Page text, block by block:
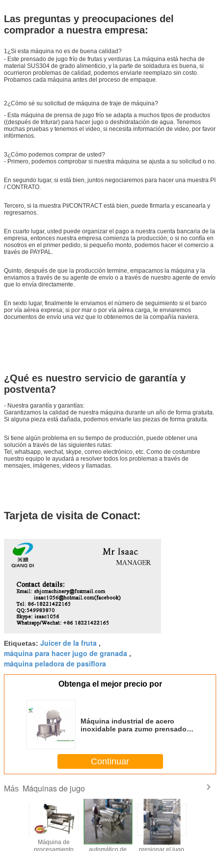
Las preguntas y preocupaciones del
comprador a nuestra empresa:
1¿Si esta máquina no es de buena calidad?
- Este prensado de jugo frío de frutas y verduras La máquina está hecha de
material SUS304 de grado alimenticio, y la parte de soldadura es buena, si
ocurrieron problemas de calidad, podemos enviarle reemplazo sin costo.
Probamos cada máquina antes del proceso de empaque.
2¿Cómo sé su solicitud de máquina de traje de máquina?
- Esta máquina de prensa de jugo frío se adapta a muchos tipos de productos
((después de triturar) para hacer jugo o deshidratación de agua. Tenemos
muchas pruebas y tenemos el video, si necesita información de video, por favor
infórmenos.
3¿Cómo podemos comprar de usted?
- Primero, podemos comprobar si nuestra máquina se ajusta a su solicitud o no.
En segundo lugar, si está bien, juntos negociaremos para hacer una muestra PI
/ CONTRATO.
Tercero, si la muestra PI/CONTRACT está bien, puede firmarla y escanearla y
regresarnos.
En cuarto lugar, usted puede organizar el pago a nuestra cuenta bancaria de la
empresa, entonces nuestra empresa comienza la producción; o si no confía en
nosotros en el primer pedido, si pequeño monto, podemos hacer el comercio a
través de PAYPAL.
Quinto, después de que la producción termine, empacamos la máquina y la
enviamos a través de su agente de envío o a través de nuestro agente de envío
que lo envía directamente.
En sexto lugar, finalmente le enviamos el número de seguimiento si el barco
por vía aérea expresa; si por mar o por vía aérea carga, le enviaremos
documentos de envío una vez que lo obtenemos de la compañía naviera.
¿Qué es nuestro servicio de garantía y
postventa?
- Nuestra garantía y garantías:
Garantizamos la calidad de nuestra máquina durante un año de forma gratuita.
Si alguna pieza está dañada, podemos enviarle las piezas de forma gratuita.
Si tiene algún problema en su tiempo de producción, puede obtener una
solución a través de las siguientes rutas:
Tel, whatsapp, wechat, skype, correo electrónico, etc. Como de costumbre
nuestro equipo le ayudará a resolver todos los problemas a través de
mensajes, imágenes, videos y llamadas.
Tarjeta de visita de Conact:
Etiquetas: Juicer de la fruta ,
máquina para hacer jugo de granada ,
máquina peladora de pasiflora
Obtenga el mejor precio por
Máquina industrial de acero
inoxidable para zumo prensado
Continuar
Más Máquinas de jugo
máquina
extractora de jugo
Máquina de
expresión de
equipos de la
línea de